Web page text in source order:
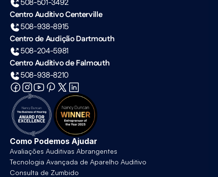
508-501-3492
Centro Auditivo Centerville
508-938-8915
Centro de Audição Dartmouth
508-204-5981
Centro Auditivo de Falmouth
508-938-8210
Como Podemos Ajudar
Avaliações Auditivas Abrangentes
Tecnologia Avançada de Aparelho Auditivo
Consulta de Zumbido